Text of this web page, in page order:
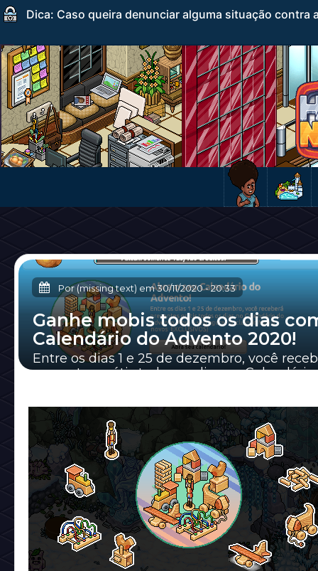
Dica: Caso queira denunciar alguma situação
Por (missing text) em30/11/2020-20:33
Ganhe mobis todos os dias
Calendário do Advento 2020!
Entre os dias 1 e 25 de dezembro, você
presentes grátis todos os dias no Calendário